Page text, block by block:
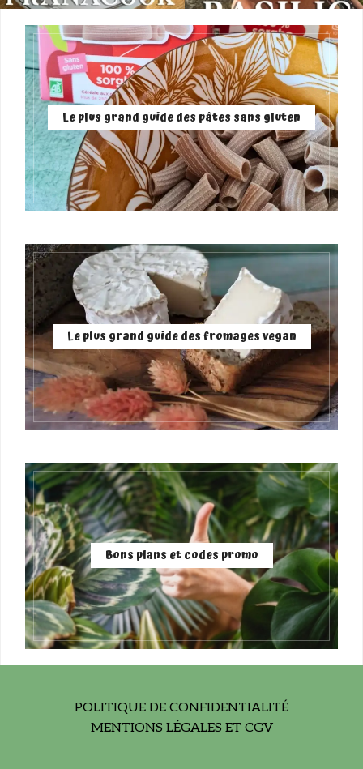
Le plus grand guide des pâtes sans gluten
Le plus grand guide des fromages vegan
Bons plans et codes promo
POLITIQUE DE CONFIDENTIALITÉ
MENTIONS LÉGALES ET CGV